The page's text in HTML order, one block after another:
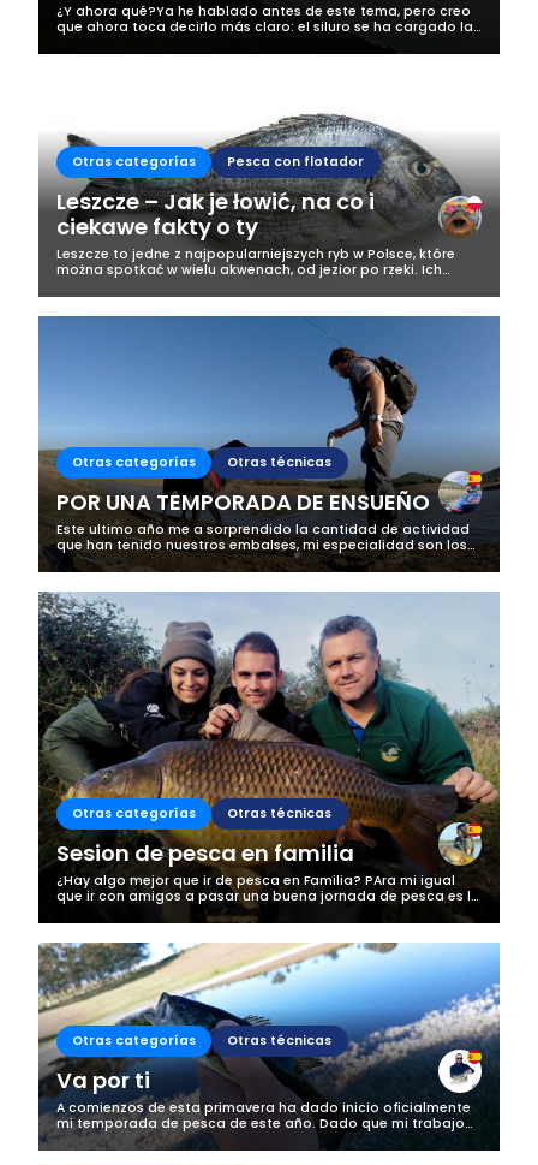
¿Y ahora qué?Ya he hablado antes de este tema, pero creo
que ahora toca decirlo más claro: el siluro se ha cargado la
pesca en mi zona, y no estamos hablando de una
exageración. Esto ya no es una...
Otras categorías Pesca con flotador
Leszcze – Jak je łowić, na co i
ciekawe fakty o ty
Leszcze to jedne z najpopularniejszych ryb w Polsce, które
można spotkać w wielu akwenach, od jezior po rzeki. Ich
te ryby, mimo swojej...
Otras categorías Otras técnicas
POR UNA TEMPORADA DE ENSUEÑO
Este ultimo año me a sorprendido la cantidad de actividad
que han tenido nuestros embalses, mi especialidad son los
depredadores, mas concretamente el Black bass, y me a
parecido increíble la...
Otras categorías Otras técnicas
Sesion de pesca en familia
¿Hay algo mejor que ir de pesca en Familia? PAra mi igual
que ir con amigos a pasar una buena jornada de pesca es lo
mejor, esta vez fuimos a navarra llevando a mi tio a que
recordará la pescaa...
Otras categorías Otras técnicas
Va por ti
A comienzos de esta primavera ha dado inicio oficialmente
mi temporada de pesca de este año. Dado que mi trabajo
no me deja mucho tiempo libre no puedo bajar mucho al río
(que es donde están los...